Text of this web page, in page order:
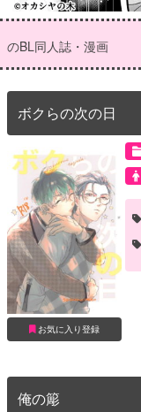
のBL同人誌・漫画
ボクらの次の日
お気に入り登録
俺の簓